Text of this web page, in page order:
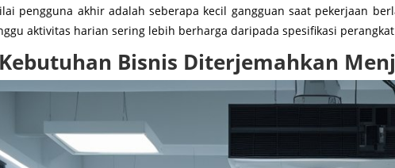
pengguna akhir adalah seberapa kecil gangguan saat pekerjaan
aktivitas harian sering lebih berharga daripada spesifikasi
Bisnis Diterjemahkan